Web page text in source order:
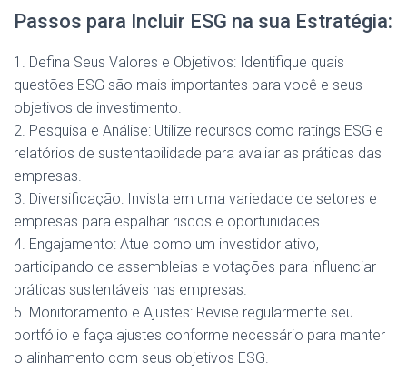
Passos para Incluir ESG na sua Estratégia:
1. Defina Seus Valores e Objetivos: Identifique quais
questões ESG são mais importantes para você e seus
objetivos de investimento.
2. Pesquisa e Análise: Utilize recursos como ratings ESG e
relatórios de sustentabilidade para avaliar as práticas das
empresas.
3. Diversificação: Invista em uma variedade de setores e
empresas para espalhar riscos e oportunidades.
4. Engajamento: Atue como um investidor ativo,
participando de assembleias e votações para influenciar
práticas sustentáveis nas empresas.
5. Monitoramento e Ajustes: Revise regularmente seu
portfólio e faça ajustes conforme necessário para manter
o alinhamento com seus objetivos ESG.